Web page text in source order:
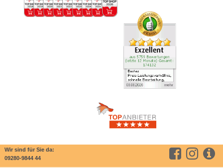
Wir sind für Sie da:
09280-9844 44